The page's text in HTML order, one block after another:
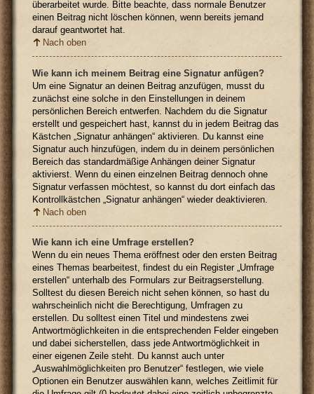
überarbeitet wurde. Bitte beachte, dass normale Benutzer
einen Beitrag nicht löschen können, wenn bereits jemand
darauf geantwortet hat.
Nach oben
Wie kann ich meinem Beitrag eine Signatur anfügen?
Um eine Signatur an deinen Beitrag anzufügen, musst du
zunächst eine solche in den Einstellungen in deinem
persönlichen Bereich entwerfen. Nachdem du die Signatur
erstellt und gespeichert hast, kannst du in jedem Beitrag das
Kästchen „Signatur anhängen“ aktivieren. Du kannst eine
Signatur auch hinzufügen, indem du in deinem persönlichen
Bereich das standardmäßige Anhängen deiner Signatur
aktivierst. Wenn du einen einzelnen Beitrag dennoch ohne
Signatur verfassen möchtest, so kannst du dort einfach das
Kontrollkästchen „Signatur anhängen“ wieder deaktivieren.
Nach oben
Wie kann ich eine Umfrage erstellen?
Wenn du ein neues Thema eröffnest oder den ersten Beitrag
eines Themas bearbeitest, findest du ein Register „Umfrage
erstellen“ unterhalb des Formulars zur Beitragserstellung.
Solltest du diesen Bereich nicht sehen können, so hast du
wahrscheinlich nicht die Berechtigung, Umfragen zu
erstellen. Du solltest einen Titel und mindestens zwei
Antwortmöglichkeiten in die entsprechenden Felder eingeben
und dabei sicherstellen, dass jede Antwortmöglichkeit in
einer eigenen Zeile steht. Du kannst auch unter
„Auswahlmöglichkeiten pro Benutzer“ festlegen, wie viele
Optionen ein Benutzer auswählen kann, welches Zeitlimit für